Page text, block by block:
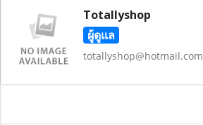
Totallyshop
ผู้ดูแล
totallyshop@hotmail.com